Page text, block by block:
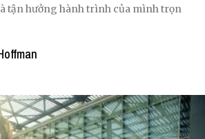
tận hưởng hành trình của mình trọn